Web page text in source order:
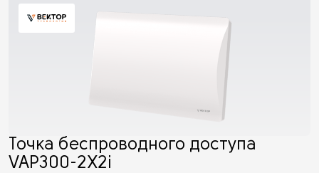
Точка беспроводного доступа
VAP300-2X2i